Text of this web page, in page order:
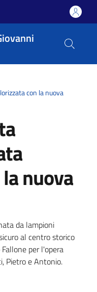
con la nuova
nuova
da lampioni
al centro storico
per l'opera
Pietro e Antonio.